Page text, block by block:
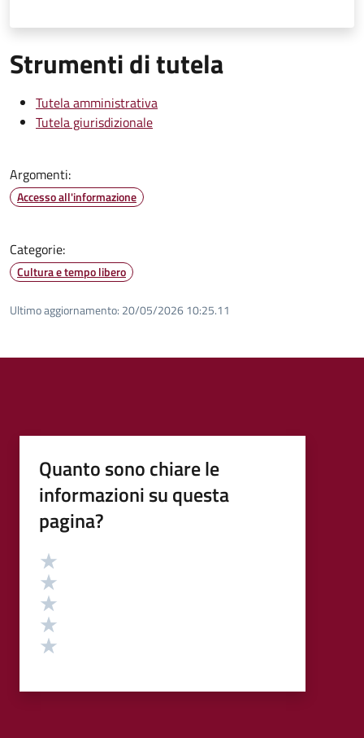
Strumenti di tutela
Tutela amministrativa
Tutela giurisdizionale
Argomenti:
Accesso all'informazione
Categorie:
Cultura e tempo libero
Ultimo aggiornamento: 20/05/2026 10:25.11
Quanto sono chiare le
informazioni su questa
pagina?
Valutazione